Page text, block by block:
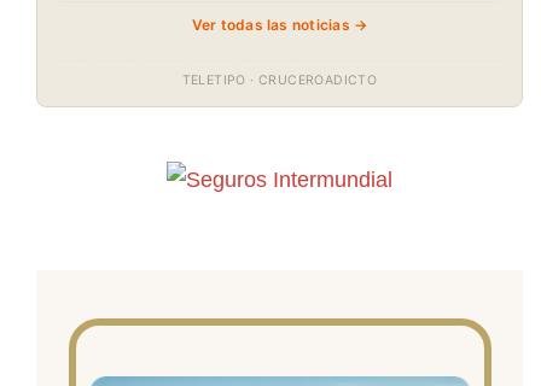
Ver todas las noticias →
TELETIPO · CRUCEROADICTO